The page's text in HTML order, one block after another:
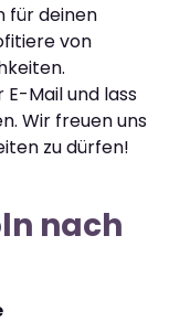
für deinen
von
Mail und lass
Wir freuen uns
zu dürfen!
nach